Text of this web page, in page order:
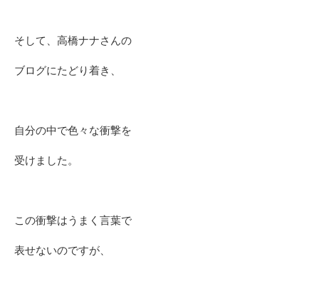
そして、高橋ナナさんの
ブログにたどり着き、
自分の中で色々な衝撃を
受けました。
この衝撃はうまく言葉で
表せないのですが、